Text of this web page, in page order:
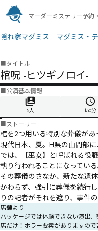
マーダーミステリー予約
隠れ家マダミス マダミス・
■タイトル
棺呪 -ヒツギノロイ-
■公演基本情報
5人 150分
■ストーリー
棺を2つ用いる特別な葬儀があ
現代日本、夏。H県の山間部
では、【巫女】と呼ばれる役
執り行われることになってい
その葬儀のさなか、新たな遺
かわらず、強引に葬儀を続行
りの記者がそれを遮り、事件
店舗より
パッケージでは体験できない演出
店だけ！ホラー要素がありますの